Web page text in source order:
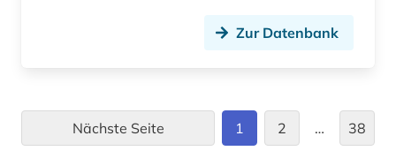
epidemie (1)
Zur Datenbank
Nächste Seite 1 2 … 38